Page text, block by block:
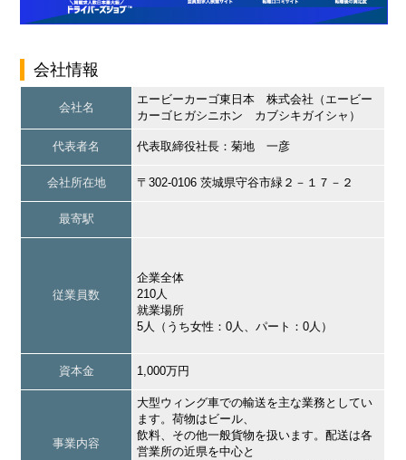
会社情報
会社名
エービーカーゴ東日本 株式会社（エービー
カーゴヒガシニホン カブシキガイシャ）
代表者名 代表取締役社長：菊地 一彦
会社所在地 〒302-0106 茨城県守谷市緑２－１７－２
最寄駅
従業員数
企業全体
210人
就業場所
5人（うち女性：0人、パート：0人）
資本金 1,000万円
事業内容
大型ウィング車での輸送を主な業務としてい
ます。荷物はビール、
飲料、その他一般貨物を扱います。配送は各
営業所の近県を中心と